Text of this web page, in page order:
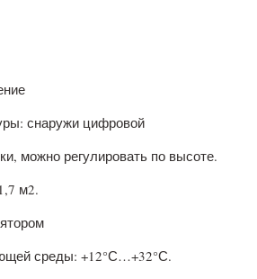
снаружи цифровой
можно регулировать по высоте.
м2.
среды: +12°С…+32°С.